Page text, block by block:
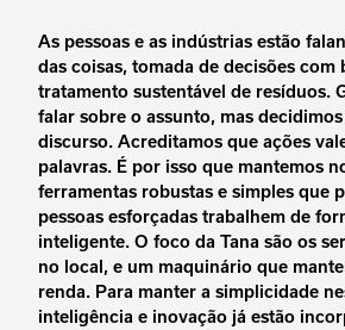
As pessoas e as indústrias estão
das coisas, tomada de decisões com
tratamento sustentável de resíduos.
falar sobre o assunto, mas
discurso. Acreditamos que ações
palavras. É por isso que mantemos
ferramentas robustas e simples que
pessoas esforçadas trabalhem de
inteligente. O foco da Tana são os
no local, e um maquinário que
renda. Para manter a simplicidade
inteligência e inovação já estão